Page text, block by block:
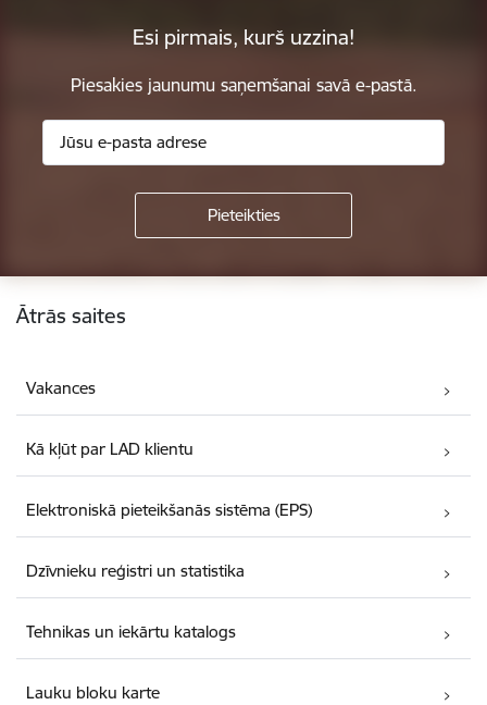
Esi pirmais, kurš uzzina!
Piesakies jaunumu saņemšanai savā e-pastā.
Kājene
Ātrās saites
Vakances
Kā kļūt par LAD klientu
Elektroniskā pieteikšanās sistēma (EPS)
Dzīvnieku reģistri un statistika
Tehnikas un iekārtu katalogs
Lauku bloku karte